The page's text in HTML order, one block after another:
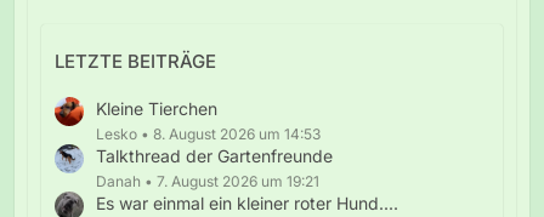
LETZTE BEITRÄGE
Kleine Tierchen
Lesko 8. August 2026 um 14:53
Talkthread der Gartenfreunde
Danah 7. August 2026 um 19:21
Es war einmal ein kleiner roter Hund....